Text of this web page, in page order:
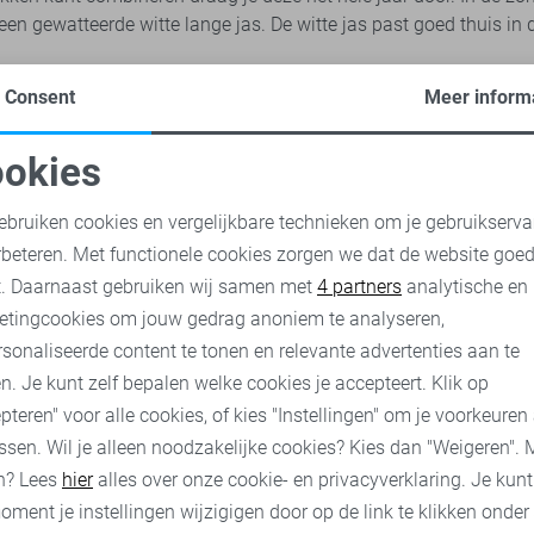
gewatteerde witte lange jas. De witte jas past goed thuis
merken als Vila, Cars en Tom Tailor. Wanneer jij
en ontdek ook de mogelijkheden van de witte dames
online bij sans.nl. Je plaatst het gewenste artikel in je
je nieuwe witte jas. We verzenden het pakketje via DHL
thuis ontvangt.
Neem dan gerust contact op met onze klantenservice.
Wij vertellen je graag alles over onze producten en
cookies
Analytische cookies Marketing cookies
Consent Meer
cookies en vergelijkbare technieken om je
Met functionele cookies zorgen we dat de website goed
Daarnaast gebruiken wij samen met 4 partners analytische en
om jouw gedrag anoniem te analyseren,
content te tonen en relevante advertenties aan te
Je kunt zelf bepalen welke cookies je accepteert. Klik op
voor alle cookies, of kies "Instellingen" om je voorkeuren
Wil je alleen noodzakelijke cookies? Kies dan "Weigeren".
Lees hieralles over onze cookie- en privacyverklaring. Je
je instellingen wijzigigen door op de link te klikken onder